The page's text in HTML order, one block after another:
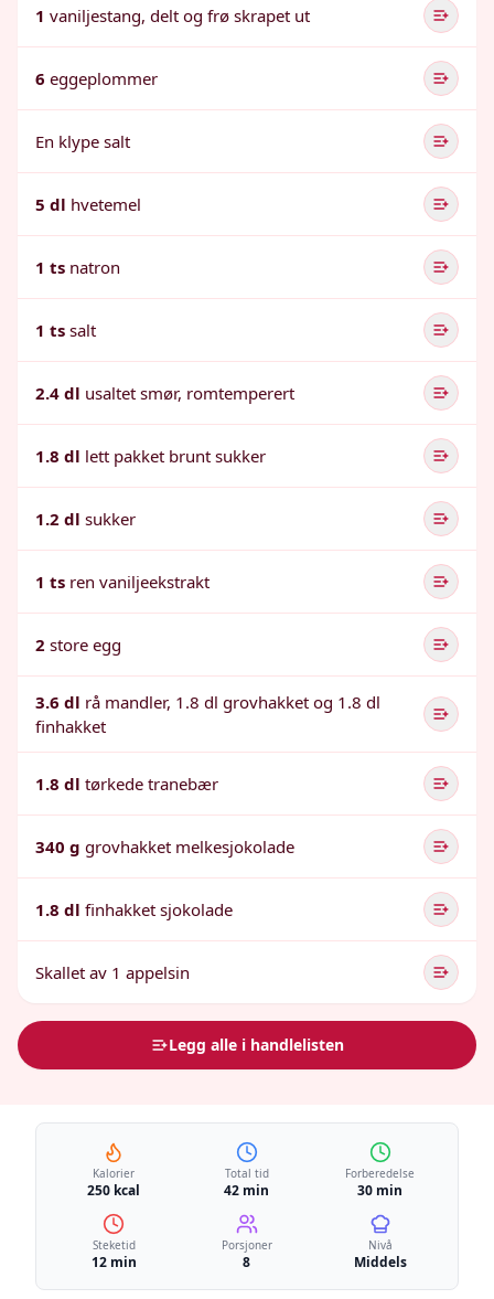
1 vaniljestang, delt og frø skrapet ut
6 eggeplommer
En klype salt
5 dl hvetemel
1 ts natron
1 ts salt
2.4 dl usaltet smør, romtemperert
1.8 dl lett pakket brunt sukker
1.2 dl sukker
1 ts ren vaniljeekstrakt
2 store egg
3.6 dl rå mandler, 1.8 dl grovhakket og 1.8 dl
finhakket
1.8 dl tørkede tranebær
340 g grovhakket melkesjokolade
1.8 dl finhakket sjokolade
Skallet av 1 appelsin
Legg alle i handlelisten
Kalorier
250 kcal
Total tid
42 min
Forberedelse
30 min
Steketid
12 min
Porsjoner
8
Nivå
Middels